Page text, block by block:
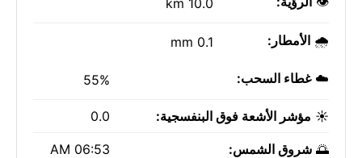
10.0 km
🌧️ الأمطار: 0.1 mm
☁️غطاء السحب: 55%
☀️ مؤشر الأشعة فوق البنفسجية: 0.0
🌅 شروق الشمس: 06:53 AM